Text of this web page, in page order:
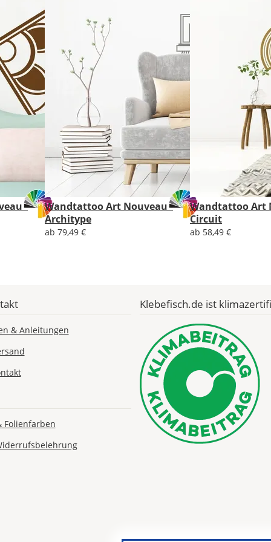
Lieferzeit
&
Versandkosten?
DE
Mo., 17.08. -
Fr., 21.08.
1,99 EUR
ohne
Produktionsaufschlag
Versandkosten 1,99
EUR
EU
AT
-
Wandtattoo Art Nouveau -
Architype
ab 79,49 €
Wandtattoo Art
Circuit
ab 58,49 €
& Anleitungen
Folienfarben
Klebefisch.de ist